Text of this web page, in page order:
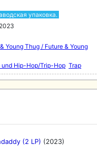
упаковка.
Young Thug / Future & Young
und Hip-Hop/Trip-Hop Trap
(2 LP) (2023)